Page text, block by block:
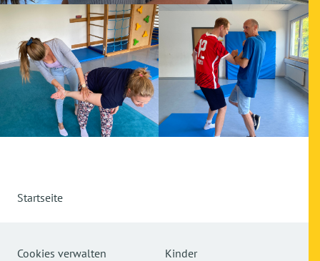
Startseite
Cookies verwalten Kinder